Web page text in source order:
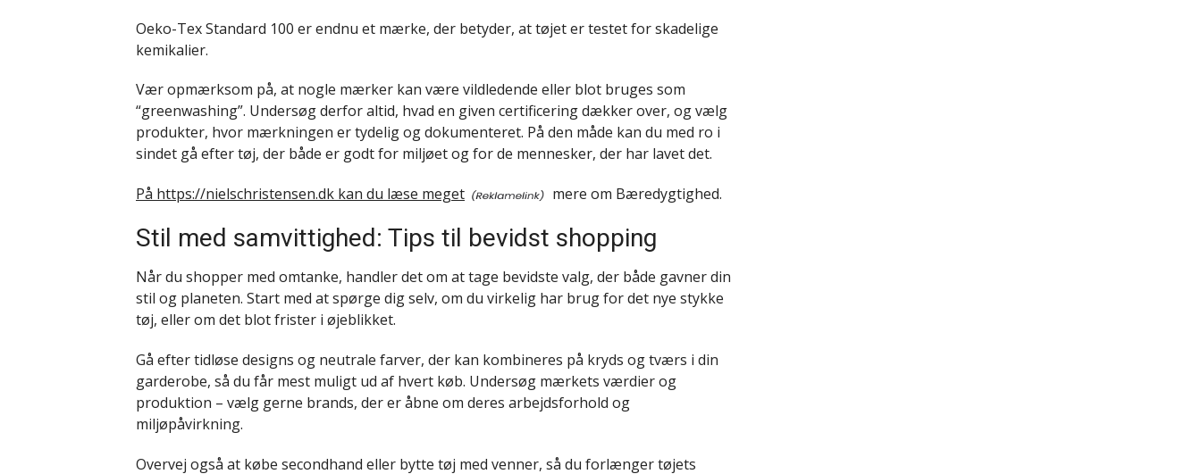
Oeko-Tex Standard 100 er endnu et mærke, der betyder, at tøjet er testet for skadelige
kemikalier.
Vær opmærksom på, at nogle mærker kan være vildledende eller blot bruges som
“greenwashing”. Undersøg derfor altid, hvad en given certificering dækker over, og vælg
produkter, hvor mærkningen er tydelig og dokumenteret. På den måde kan du med ro i
sindet gå efter tøj, der både er godt for miljøet og for de mennesker, der har lavet det.
På https://nielschristensen.dk kan du læse meget mere om Bæredygtighed.
Stil med samvittighed: Tips til bevidst shopping
Når du shopper med omtanke, handler det om at tage bevidste valg, der både gavner din
stil og planeten. Start med at spørge dig selv, om du virkelig har brug for det nye stykke
tøj, eller om det blot frister i øjeblikket.
Gå efter tidløse designs og neutrale farver, der kan kombineres på kryds og tværs i din
garderobe, så du får mest muligt ud af hvert køb. Undersøg mærkets værdier og
produktion – vælg gerne brands, der er åbne om deres arbejdsforhold og
miljøpåvirkning.
Overvej også at købe secondhand eller bytte tøj med venner, så du forlænger tøjets